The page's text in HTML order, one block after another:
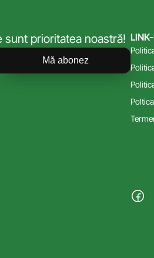
prioritatea noastră!
Mă abonez